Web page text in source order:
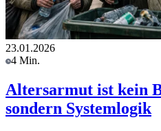
23.01.2026
4 Min.
Altersarmut ist kein
sondern Systemlogik